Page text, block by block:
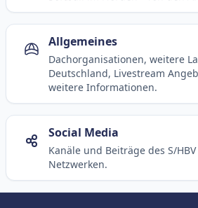
Allgemeines
Dachorganisationen, weitere
Deutschland, Livestream
weitere Informationen.
Social Media
Kanäle und Beiträge des S/
Netzwerken.